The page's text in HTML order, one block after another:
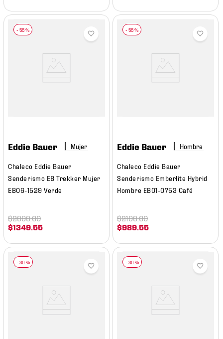
- 55 %
Eddie Bauer Mujer
Chaleco Eddie Bauer
Senderismo EB Trekker Mujer
EB06-1529 Verde
$1349 55
$2999.00
- 55 %
Eddie Bauer Hombre
Chaleco Eddie Bauer
Senderismo Emberlite Hybrid
Hombre EB01-0753 Café
$989 55
$2199.00
- 30 % - 30 %